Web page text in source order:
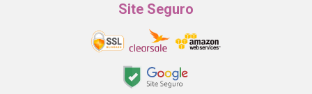
Site Seguro